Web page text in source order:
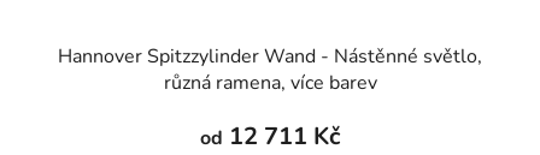
Hannover Spitzzylinder Wand - Nástěnné světlo,
různá ramena, více barev
od 12 711 Kč